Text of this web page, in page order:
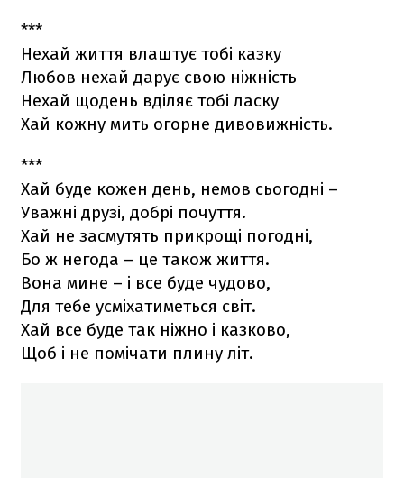
***
Нехай життя влаштує тобі казку
Любов нехай дарує свою ніжність
Нехай щодень вділяє тобі ласку
Хай кожну мить огорне дивовижність.
***
Хай буде кожен день, немов сьогодні –
Уважні друзі, добрі почуття.
Хай не засмутять прикрощі погодні,
Бо ж негода – це також життя.
Вона мине – і все буде чудово,
Для тебе усміхатиметься світ.
Хай все буде так ніжно і казково,
Щоб і не помічати плину літ.